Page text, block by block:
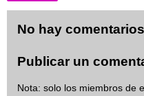
No hay
Publicar un
Nota: solo los miembros de